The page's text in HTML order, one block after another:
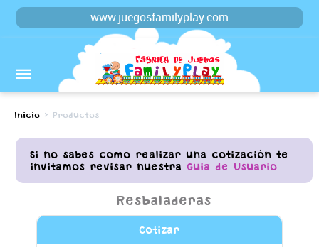
www.juegosfamilyplay.com
Inicio > Productos
Si no sabes como realizar una cotización te
invitamos revisar nuestra Guia de Usuario
Resbaladeras
Cotizar